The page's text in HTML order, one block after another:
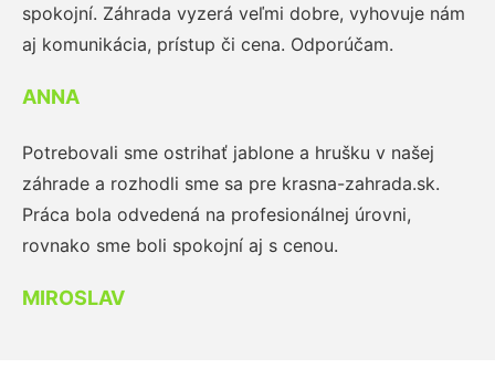
spokojní. Záhrada vyzerá veľmi dobre, vyhovuje nám
aj komunikácia, prístup či cena. Odporúčam.
ANNA
Potrebovali sme ostrihať jablone a hrušku v našej
záhrade a rozhodli sme sa pre krasna-zahrada.sk.
Práca bola odvedená na profesionálnej úrovni,
rovnako sme boli spokojní aj s cenou.
MIROSLAV